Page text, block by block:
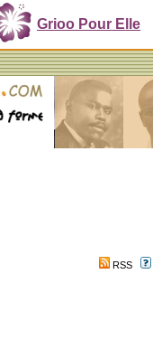
Grioo Pour Elle
RSS